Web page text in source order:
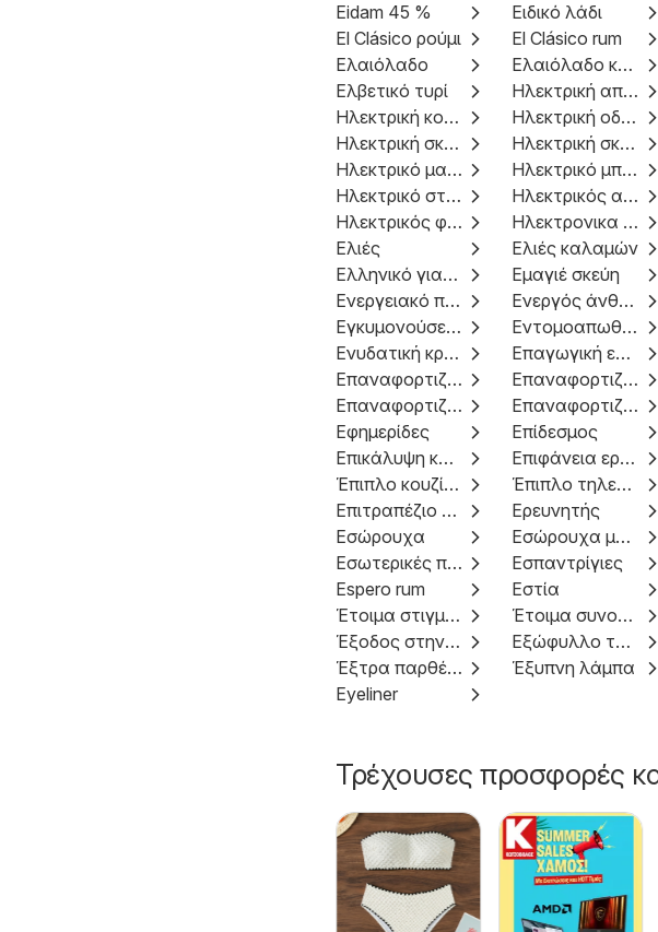
Eidam 45 %
Ειδικό λάδι
El Clásico ρούμι
El Clásico rum
Ελαιόλαδο
Ελαιόλαδο κρήτης
Ελβετικό τυρί
Ηλεκτρική αποτριχωτική μηχανή
Ηλεκτρική κουζίνα
Ηλεκτρική οδοντόβουρτσα
Ηλεκτρική σκούπα χωρίς σακούλα
Ηλεκτρική σκούπα stick
Ηλεκτρικό μαχαίρι
Ηλεκτρικό μπρίκι
Ηλεκτρικό στεγνωτήριο ρούχων
Ηλεκτρικός αναπτήρας
Ηλεκτρικός φούρνος
Ηλεκτρονικα ειδη
Ελιές
Ελιές καλαμών
Ελληνικό γιαούρτι
Εμαγιέ σκεύη
Ενεργειακό ποτό
Ενεργός άνθρακας
Εγκυμονούσες παντελόνια
Εντομοαπωθητικά προϊόντα
Ενυδατική κρέμα σώματος
Επαγωγική εστία
Επαναφορτιζόμενη ηλεκτρική σκούπα
Επαναφορτιζόμενο αλυσοπρίονο
Επαναφορτιζόμενο κρουστικό δράπανο
Επαναφορτιζόμενο κρουστικό κλειδί
Εφημερίδες
Επίδεσμος
Επικάλυψη κακάο
Επιφάνεια εργασίας
Έπιπλο κουζίνας
Έπιπλο τηλεόρασης
Επιτραπέζιο φωτιστικό
Ερευνητής
Εσώρουχα
Εσώρουχα μπραζίλιαν
Εσωτερικές πόρτες
Εσπαντρίγιες
Espero rum
Εστία
Έτοιμα στιγμιαία γεύματα
Έτοιμα συνοδευτικά
Έξοδος στην παραλία
Εξώφυλλο τηλεόρασης
Έξτρα παρθένο ελαιόλαδο
Έξυπνη λάμπα
Eyeliner
Τρέχουσες προσφορές